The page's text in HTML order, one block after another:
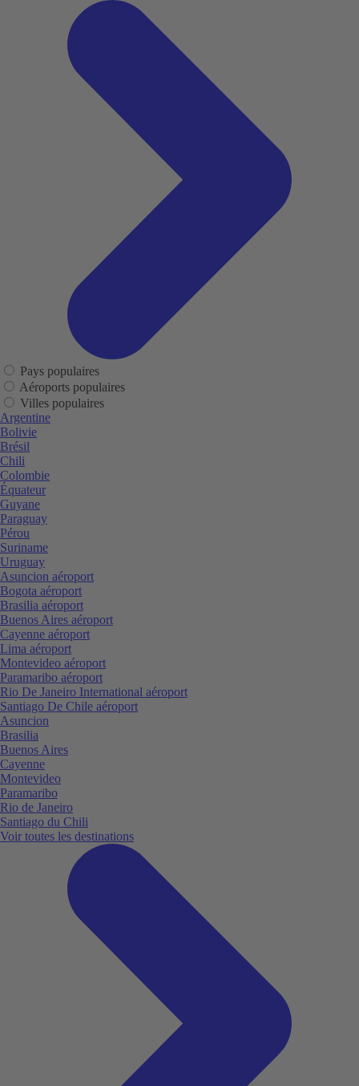
Pays populaires
Aéroports populaires
Villes populaires
Argentine
Bolivie
Brésil
Chili
Colombie
Équateur
Guyane
Paraguay
Pérou
Suriname
Uruguay
Asuncion aéroport
Bogota aéroport
Brasilia aéroport
Buenos Aires aéroport
Cayenne aéroport
Lima aéroport
Montevideo aéroport
Paramaribo aéroport
Rio De Janeiro International aéroport
Santiago De Chile aéroport
Asuncion
Brasilia
Buenos Aires
Cayenne
Montevideo
Paramaribo
Rio de Janeiro
Santiago du Chili
Voir toutes les destinations